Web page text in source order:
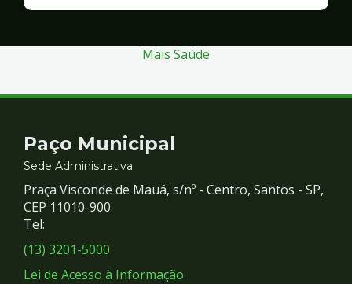
Mais Saúde
Contato
e
Redes
Sociais
Paço Municipal
Sede Administrativa
Praça Visconde de Mauá, s/nº - Centro, Santos - SP,
CEP 11010-900
Tel:
(13) 3201-5000
Lei de Acesso à Informação